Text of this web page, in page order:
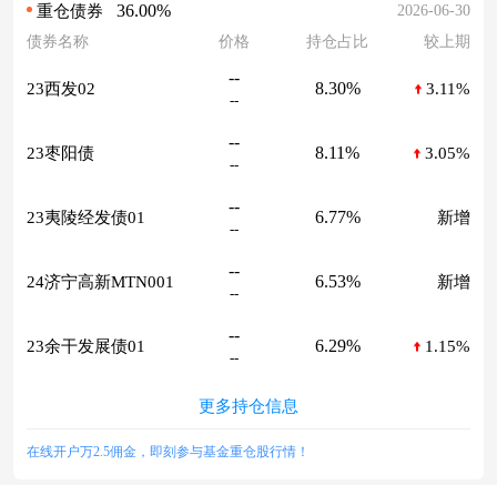
重仓债券 36.00%
2026-06-30
债券名称
价格 持仓占比 较上期
23西发02
--
--
8.30% 3.11%
23枣阳债
--
--
8.11% 3.05%
23夷陵经发债01
--
--
6.77% 新增
24济宁高新MTN001
--
--
6.53% 新增
23余干发展债01
--
--
6.29% 1.15%
更多持仓信息
在线开户万2.5佣金，即刻参与基金重仓股行情！